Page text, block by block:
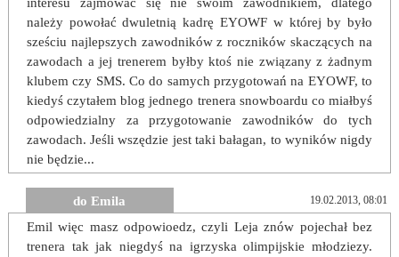
należy powołać dwuletnią kadrę EYOWF w której by było
sześciu najlepszych zawodników z roczników skaczących na
zawodach a jej trenerem byłby ktoś nie związany z żadnym
klubem czy SMS. Co do samych przygotowań na EYOWF, to
kiedyś czytałem blog jednego trenera snowboardu co miałbyś
odpowiedzialny za przygotowanie zawodników do tych
zawodach. Jeśli wszędzie jest taki bałagan, to wyników nigdy
nie będzie...
do Emila 19.02.2013, 08:01
Emil więc masz odpowioedz, czyli Leja znów pojechał bez
trenera tak jak niegdyś na igrzyska olimpijskie młodziezy.